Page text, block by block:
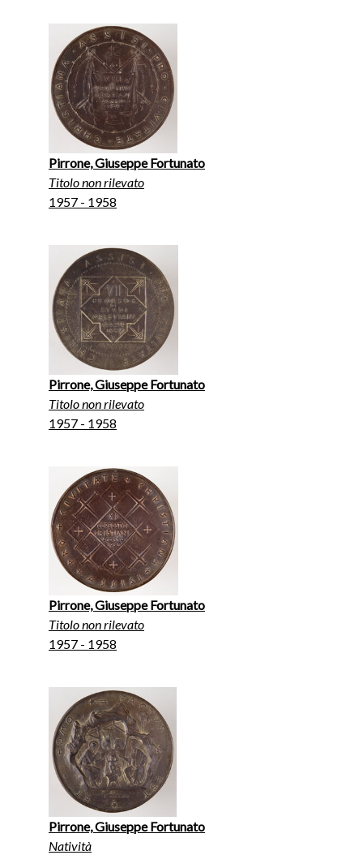
Pirrone, Giuseppe Fortunato
Titolo non rilevato
1957 - 1958
Pirrone, Giuseppe Fortunato
Titolo non rilevato
1957 - 1958
Pirrone, Giuseppe Fortunato
Titolo non rilevato
1957 - 1958
Pirrone, Giuseppe Fortunato
Natività